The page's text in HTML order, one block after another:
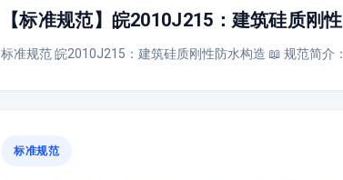
【标准规范】皖2010J215：建筑硅质刚
标准规范 皖2010J215：建筑硅质刚性防水构造 📖 规范简介
标准规范